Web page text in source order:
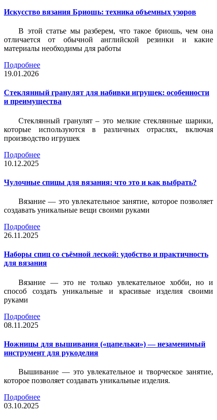
Искусство вязания Бриошь: техника объемных узоров
В этой статье мы разберем, что такое бриошь, чем она
отличается от обычной английской резинки и какие
материалы необходимы для работы
Подробнее
19.01.2026
Стеклянный гранулят для набивки игрушек: особенности
и преимущества
Стеклянный гранулят – это мелкие стеклянные шарики,
которые используются в различных отраслях, включая
производство игрушек
Подробнее
10.12.2025
Чулочные спицы для вязания: что это и как выбрать?
Вязание — это увлекательное занятие, которое позволяет
создавать уникальные вещи своими руками
Подробнее
26.11.2025
Наборы спиц со съёмной леской: удобство и практичность
для вязания
Вязание — это не только увлекательное хобби, но и
способ создать уникальные и красивые изделия своими
руками
Подробнее
08.11.2025
Ножницы для вышивания («цапельки») — незаменимый
инструмент для рукоделия
Вышивание — это увлекательное и творческое занятие,
которое позволяет создавать уникальные изделия.
Подробнее
03.10.2025